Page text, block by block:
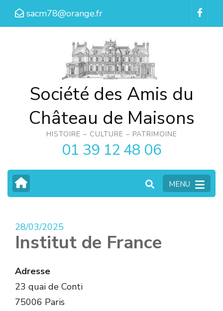
Aller
sacm78@orange.fr
Société des Amis du
Château de Maisons
HISTOIRE – CULTURE – PATRIMOINE
01 39 12 48 06
MENU
28/03/2025
Institut de France
Adresse
23 quai de Conti
75006 Paris